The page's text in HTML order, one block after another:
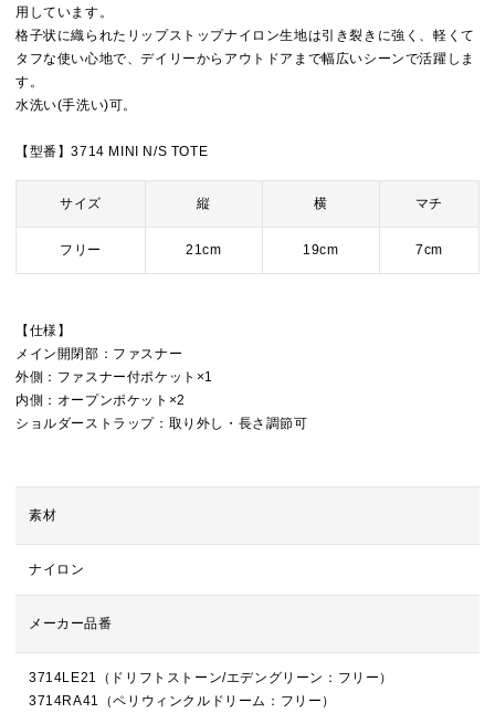
用しています。
格子状に織られたリップストップナイロン生地は引き裂きに強く、軽くて
タフな使い心地で、デイリーからアウトドアまで幅広いシーンで活躍しま
す。
水洗い(手洗い)可。
【型番】3714 MINI N/S TOTE
サイズ 縦 横 マチ
フリー 21cm 19cm 7cm
【仕様】
メイン開閉部：ファスナー
外側：ファスナー付ポケット×1
内側：オープンポケット×2
ショルダーストラップ：取り外し・長さ調節可
素材
ナイロン
メーカー品番
3714LE21（ドリフトストーン/エデングリーン：フリー）
3714RA41（ペリウィンクルドリーム：フリー）